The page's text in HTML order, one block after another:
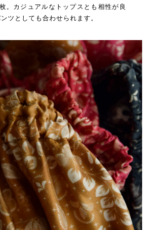
。カジュアルなトップスとも相性が良
ツとしても合わせられます。